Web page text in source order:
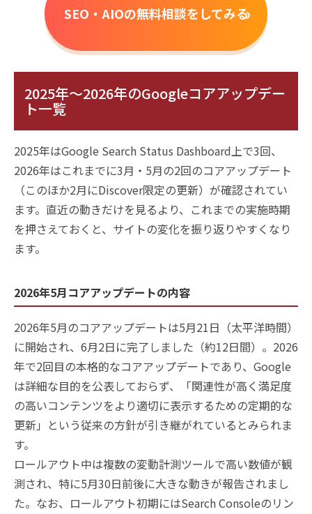
SEO・AIOの無料相談をしてみる›
2025年〜2026年のGoogleコアアップデー
ト一覧
2025年はGoogle Search Status Dashboard上で3回、
2026年はこれまでに3月・5月の2回のコアアップデート
（このほか2月にDiscover限定の更新）が確認されてい
ます。直近の動きだけを見るより、これまでの実施時期
を押さえておくと、サイトの変化を振り返りやすくなり
ます。
2026年5月コアアップデートの内容
2026年5月のコアアップデートは5月21日（太平洋時間）
に開始され、6月2日に完了しました（約12日間）。2026
年で2回目の本格的なコアアップデートであり、Google
は詳細な目的を公表しておらず、「関連性が高く満足度
の高いコンテンツをより適切に表示するための定期的な
更新」という従来の方針が引き継がれているとみられま
す。
ロールアウト中は複数の変動計測ツールで高い数値が観
測され、特に5月30日前後に大きな動きが報告されまし
た。なお、ロールアウト初期にはSearch Consoleのリン